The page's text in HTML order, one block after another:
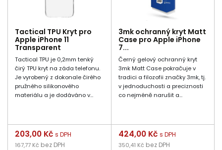
Tactical TPU Kryt pro
Apple iPhone 11
Transparent
Tactical TPU je 0,2mm tenký
čirý TPU kryt na záda telefonu.
Je vyrobený z dokonale čirého
pružného silikonového
materiálu a je dodáváno v...
Cena
203,00 Kč s DPH
167,77 Kč bez DPH
3mk ochranný kryt Matt
Case pro Apple iPhone
7...
Černý gelový ochranný kryt
3mk Matt Case pokračuje v
tradici a filozofii značky 3mk, tj.
v jednoduchosti a preciznosti
co nejméně narušit a...
Cena
424,00 Kč s DPH
350,41 Kč bez DPH